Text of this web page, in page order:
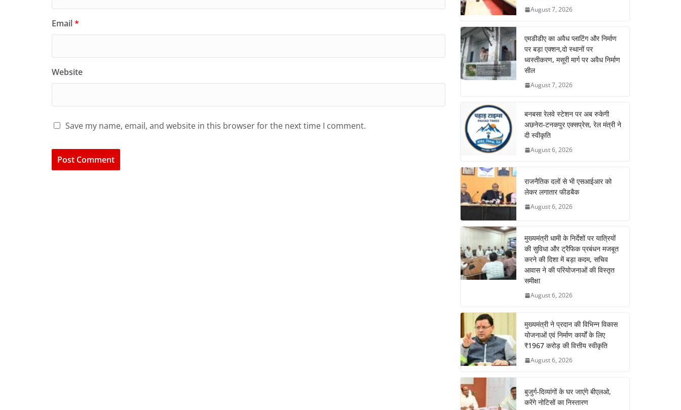
Email*
Website
Save my name, email, and website in this browser for the next time I comment.
August 7, 2026
एमडीडीए का अवैध प्लाटिंग और निर्माण
पर बड़ा एक्शन,दो स्थानों पर
ध्वस्तीकरण, मसूरी मार्ग पर अवैध निर्माण
सील
August 7, 2026
बनबसा रेलवे स्टेशन पर अब रुकेगी
अछनेरा-टनकपुर एक्सप्रेस, रेल मंत्री ने
दी स्वीकृति
August 6, 2026
राजनैतिक दलों से भी एसआईआर को
लेकर लगातार फीडबैक
August 6, 2026
मुख्यमंत्री धामी के निर्देशों पर यात्रियों
की सुविधा और ट्रैफिक प्रबंधन मजबूत
करने की दिशा में बड़ा कदम, सचिव
आवास ने की परियोजनाओं की विस्तृत
समीक्षा
August 6, 2026
मुख्यमंत्री ने प्रदान की विभिन्न विकास
योजनाओं एवं निर्माण कार्यों के लिए
₹1967 करोड़ की वित्तीय स्वीकृति
August 6, 2026
बुजुर्ग-दिव्यांगों के घर जाएंगे बीएलओ,
करेंगे नोटिसों का निस्तारण